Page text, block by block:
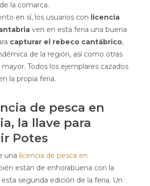
la comarca.
en sí, los usuarios con licencia
ven en esta feria una buena
capturar el rebeco cantábrico,
de la región, así como otras
Todos los ejemplares cazados
la propia feria.
de pesca en
la llave para
Potes
una licencia de pesca en
están de enhorabuena con la
segunda edición de la feria. Un